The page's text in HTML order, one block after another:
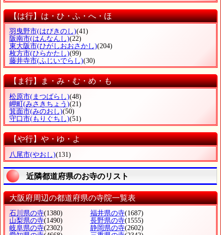
【は行】は・ひ・ふ・へ・ほ
羽曳野市(はびきのし)(41)
阪南市(はんなんし)(22)
東大阪市(ひがしおおさかし)(204)
枚方市(ひらかたし)(99)
藤井寺市(ふじいでらし)(30)
【ま行】ま・み・む・め・も
松原市(まつばらし)(48)
岬町(みさきちょう)(21)
箕面市(みのおし)(50)
守口市(もりぐちし)(51)
【や行】や・ゆ・よ
八尾市(やおし)(131)
近隣都道府県のお寺のリスト
大阪府周辺の都道府県の寺院一覧表
石川県の寺(1380) 福井県の寺(1687)
山梨県の寺(1490) 長野県の寺(1555)
岐阜県の寺(2302) 静岡県の寺(2602)